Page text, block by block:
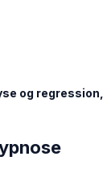
og regression,